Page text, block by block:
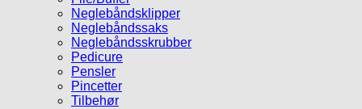
Neglebåndsklipper
Neglebåndssaks
Neglebåndsskrubber
Pedicure
Pensler
Pincetter
Tilbehør